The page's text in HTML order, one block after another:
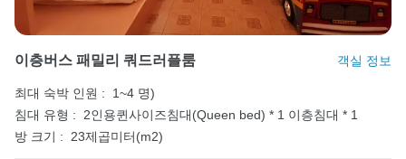
이층버스 패밀리 쿼드러플룸 객실 정보
최대 숙박 인원 :
1~4 명)
침대 유형 : 2인용퀸사이즈침대(Queen bed) * 1 이층침대 * 1
방 크기 : 23제곱미터(m2)